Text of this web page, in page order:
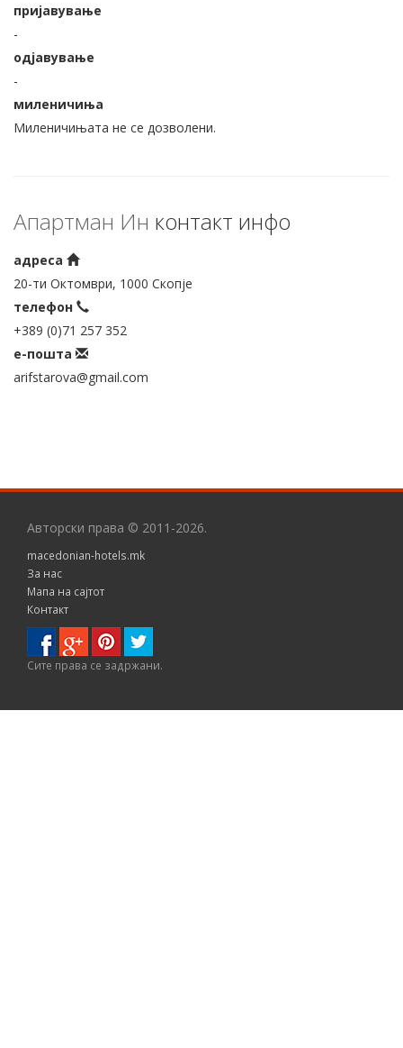
пријавување
-
одјавување
-
миленичиња
Миленичињата не се дозволени.
Апартман Ин контакт инфо
адреса
20-ти Октомври, 1000 Скопје
телефон
+389 (0)71 257 352
е-пошта
arifstarova@gmail.com
Авторски права © 2011-2026.
macedonian-hotels.mk
За нас
Мапа на сајтот
Контакт
Сите правa се задржани.